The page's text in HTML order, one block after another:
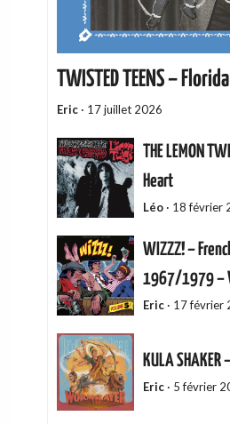
TWISTED TEENS –
Eric · 17 juillet 2026
THE LEMON
Heart
Léo· 18 février
WIZZZ! –
1967/1979 –
Eric· 17 février
KULA
Eric· 5 février